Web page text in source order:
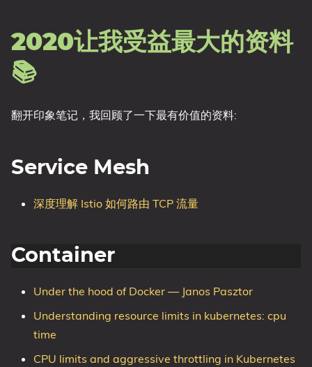
2020让我受益最大的资料
📚
翻开印象笔记，我回顾了一下最有价值的资料:
Service Mesh
深度理解 Istio 如何路由 TCP 流量
Container
Under the hood of Docker — Janos Pasztor
Understanding resource limits in kubernetes: cpu
time
CPU limits and aggressive throttling in Kubernetes